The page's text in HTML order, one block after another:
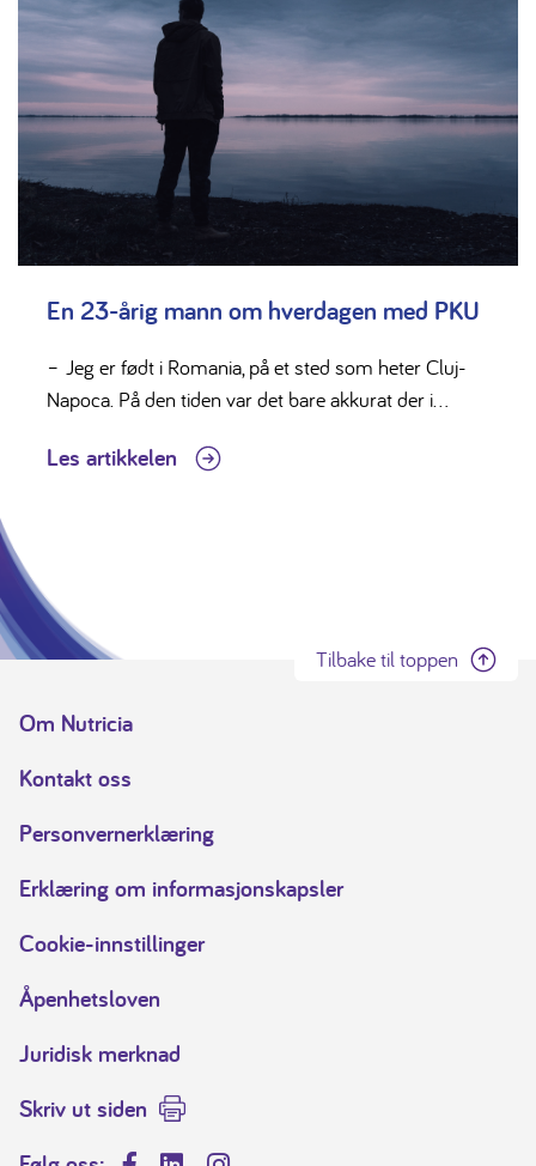
En 23-årig mann om hverdagen med PKU
– Jeg er født i Romania, på et sted som heter Cluj-
Napoca. På den tiden var det bare akkurat der i...
Les artikkelen
Tilbake til toppen
Om Nutricia
Kontakt oss
Personvernerklæring
Erklæring om informasjonskapsler
Cookie-innstillinger
Åpenhetsloven
Juridisk merknad
Skriv ut siden